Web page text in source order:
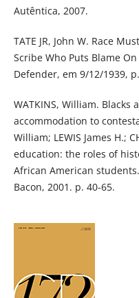
Autêntica, 2007.
TATE JR, John W. Race
Scribe Who Puts Blame
Defender, em 9/12/1939,
WATKINS, William.
accommodation to
William; LEWIS James H.;
education: the roles of
African American
Bacon, 2001. p. 40-65.